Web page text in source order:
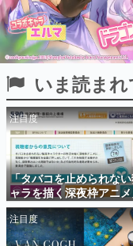
インタビュー
連載・特
殿堂入
SNS拡散
ど。多く
事をまと
ゲーム
名作ゲー
聞きし、
きます。
赫本
この物語
の形をし
いま読ま
注目度
「タバコを止められな
ャラを描く深夜枠アニ
聴者の一部から批判意
薬物の使用と思しき描
て、BPOが議論を交わす
注目度